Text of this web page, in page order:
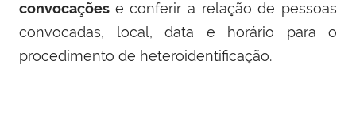
convocações e conferir a relação de pessoas
convocadas, local, data e horário para o
procedimento de heteroidentificação.